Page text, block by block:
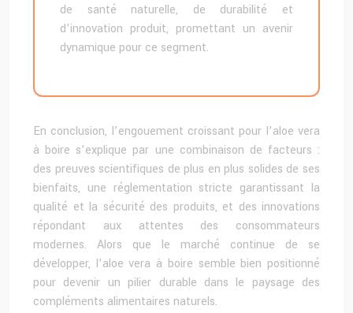
de santé naturelle, de durabilité et
d’innovation produit, promettant un avenir
dynamique pour ce segment.
En conclusion, l’engouement croissant pour l’aloe vera
à boire s’explique par une combinaison de facteurs :
des preuves scientifiques de plus en plus solides de ses
bienfaits, une réglementation stricte garantissant la
qualité et la sécurité des produits, et des innovations
répondant aux attentes des consommateurs
modernes. Alors que le marché continue de se
développer, l’aloe vera à boire semble bien positionné
pour devenir un pilier durable dans le paysage des
compléments alimentaires naturels.